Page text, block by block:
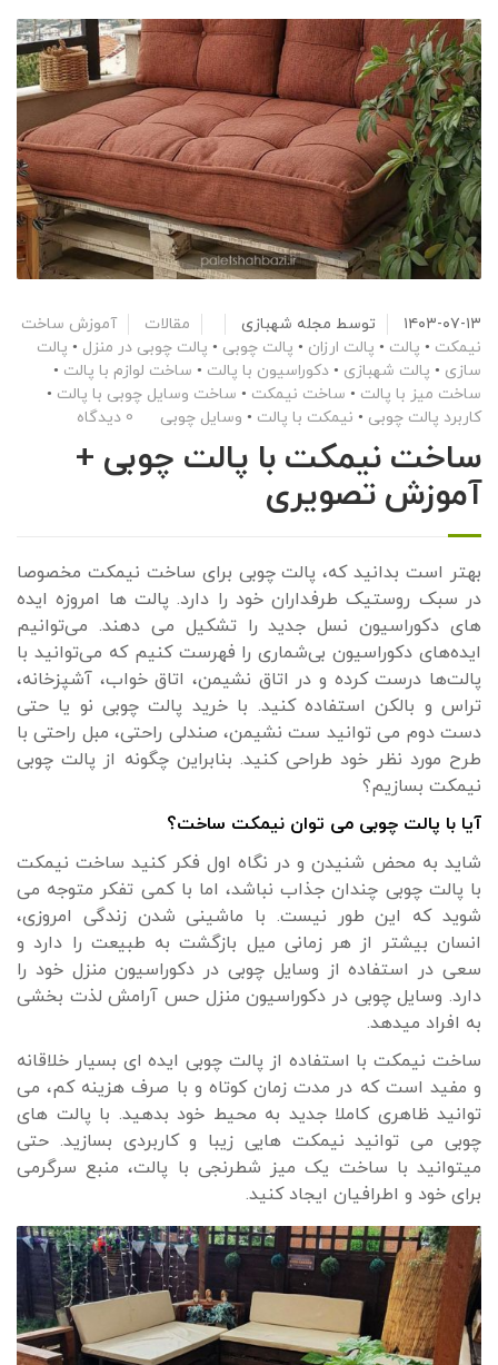
۱۴۰۳-۰۷-۱۳ توسط مجله شهبازی مقالات
آموزش ساخت
نیمکت • پالت • پالت ارزان • پالت چوبی • پالت چوبی در منزل • پالت
سازی • پالت شهبازی • دکوراسیون با پالت • ساخت لوازم با پالت •
ساخت میز با پالت • ساخت نیمکت • ساخت وسایل چوبی با پالت •
کاربرد پالت چوبی • نیمکت با پالت • وسایل چوبی 0 دیدگاه
ساخت نیمکت با پالت چوبی +
آموزش تصویری
بهتر است بدانید که، پالت چوبی برای ساخت نیمکت مخصوصا
در سبک روستیک طرفداران خود را دارد. پالت ها امروزه ایده
های دکوراسیون نسل جدید را تشکیل می دهند. می‌توانیم
ایده‌های دکوراسیون بی‌شماری را فهرست کنیم که می‌توانید با
پالت‌ها درست کرده و در اتاق نشیمن، اتاق خواب، آشپزخانه،
تراس و بالکن استفاده کنید. با خرید پالت چوبی نو یا حتی
دست دوم می توانید ست نشیمن، صندلی راحتی، مبل راحتی با
طرح مورد نظر خود طراحی کنید. بنابراین چگونه از پالت چوبی
نیمکت بسازیم؟
آیا با پالت چوبی می توان نیمکت ساخت؟
شاید به محض شنیدن و در نگاه اول فکر کنید ساخت نیمکت
با پالت چوبی چندان جذاب نباشد، اما با کمی تفکر متوجه می
شوید که این طور نیست. با ماشینی شدن زندگی امروزی،
انسان بیشتر از هر زمانی میل بازگشت به طبیعت را دارد و
سعی در استفاده از وسایل چوبی در دکوراسیون منزل خود را
دارد. وسایل چوبی در دکوراسیون منزل حس آرامش لذت بخشی
به افراد میدهد.
ساخت نیمکت با استفاده از پالت چوبی ایده ای بسیار خلاقانه
و مفید است که در مدت زمان کوتاه و با صرف هزینه کم، می
توانید ظاهری کاملا جدید به محیط خود بدهید. با پالت های
چوبی می توانید نیمکت هایی زیبا و کاربردی بسازید. حتی
میتوانید با ساخت یک میز شطرنجی با پالت، منبع سرگرمی
برای خود و اطرافیان ایجاد کنید.